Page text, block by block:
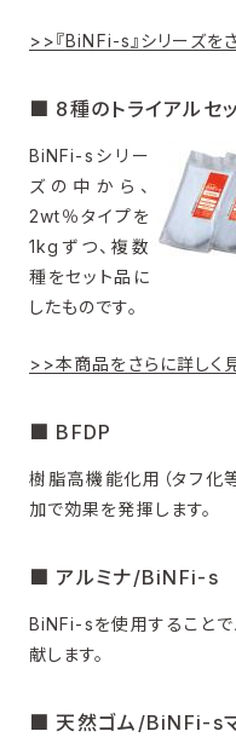
>>『BiNFi-s』シリーズを
■ 8種のトライアルセ
BiNFi-sシリー
ズの中から、
2wt％タイプを
1kgずつ、複数
種をセット品に
したものです。
>>本商品をさらに詳しく
■ BFDP
樹脂高機能化用（タフ化
加で効果を発揮します。
■ アルミナ/BiNFi-s
BiNFi-sを使用すること
献します。
■ 天然ゴム/BiNFi-sマ